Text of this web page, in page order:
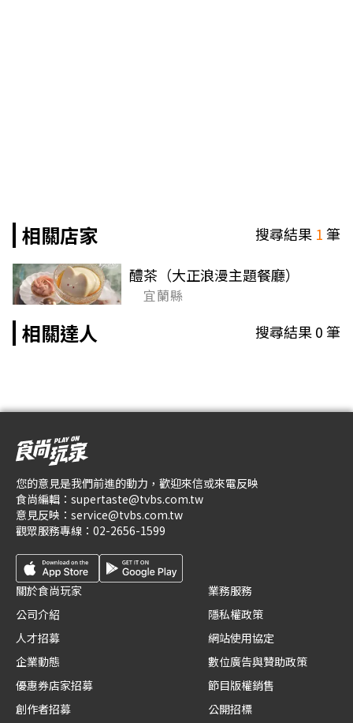
相關店家 搜尋結果 1筆
醴茶（大正浪漫主題餐廳）
宜蘭縣
相關達人 搜尋結果0筆
您的意見是我們前進的動力，歡迎來信或來電反映
食尚編輯： supertaste@tvbs.com.tw
意見反映： service@tvbs.com.tw
觀眾服務專線： 02-2656-1599
關於食尚玩家
公司介紹
人才招募
企業動態
優惠券店家招募
創作者招募
業務服務
隱私權政策
網站使用協定
數位廣告與贊助政策
節目版權銷售
公開招標